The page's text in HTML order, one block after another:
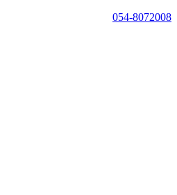
054-8072008